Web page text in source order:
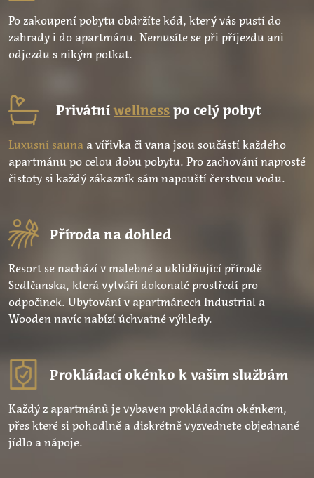
Po zakoupení pobytu obdržíte kód, který vás pustí do
zahrady i do apartmánu. Nemusíte se při příjezdu ani
odjezdu s nikým potkat.
Privátníwellnesspo celý pobyt
Luxusní sauna a vířivka či vana jsou součástí každého
apartmánu po celou dobu pobytu. Pro zachování naprosté
čistoty si každý zákazník sám napouští čerstvou vodu.
Příroda na dohled
Resort se nachází v malebné a uklidňující přírodě
Sedlčanska, která vytváří dokonalé prostředí pro
odpočinek. Ubytování v apartmánech Industrial a
Wooden navíc nabízí úchvatné výhledy.
Prokládací okénko k vašim službám
Každý z apartmánů je vybaven prokládacím okénkem,
přes které si pohodlně a diskrétně vyzvednete objednané
jídlo a nápoje.